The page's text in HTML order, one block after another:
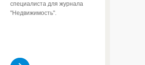
специалиста для журнала
"Недвижимость".